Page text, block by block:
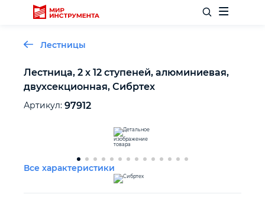
Отделочный инструмент
Столярный инструмент
Лестницы
Лестница, 2 х 12 ступеней, алюминиевая,
двухсекционная, Сибртех
Артикул: 97912
Все характеристики